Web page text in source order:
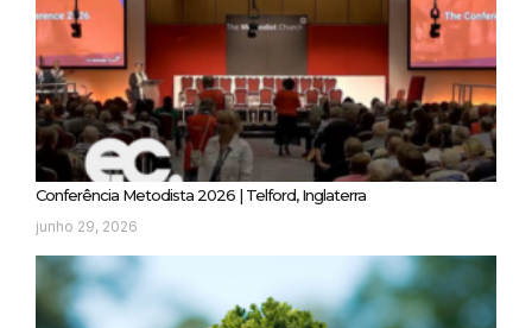
Conferência Metodista 2026 | Telford, Inglaterra
junho 29, 2026